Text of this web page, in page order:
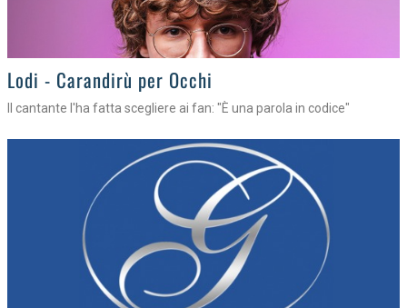
Lodi - Carandirù per Occhi
Il cantante l'ha fatta scegliere ai fan: "È una parola in codice"